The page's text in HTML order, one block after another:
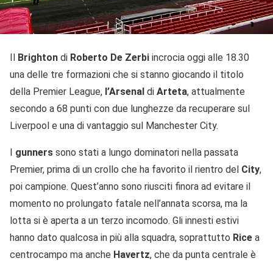
Il Brighton di Roberto De Zerbi incrocia oggi alle 18.30
una delle tre formazioni che si stanno giocando il titolo
della Premier League, l’Arsenal di Arteta, attualmente
secondo a 68 punti con due lunghezze da recuperare sul
Liverpool e una di vantaggio sul Manchester City.
I gunners sono stati a lungo dominatori nella passata
Premier, prima di un crollo che ha favorito il rientro del City,
poi campione. Quest’anno sono riusciti finora ad evitare il
momento no prolungato fatale nell’annata scorsa, ma la
lotta si è aperta a un terzo incomodo. Gli innesti estivi
hanno dato qualcosa in più alla squadra, soprattutto Rice a
centrocampo ma anche Havertz, che da punta centrale è